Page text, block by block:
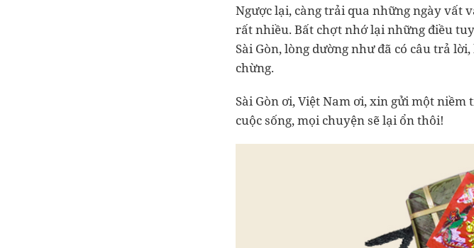
Ngược lại, càng trải qua những ngày vất
rất nhiều. Bất chợt nhớ lại những điều
Sài Gòn, lòng dường như đã có câu trả
chừng.
Sài Gòn ơi, Việt Nam ơi, xin gửi một
cuộc sống, mọi chuyện sẽ lại ổn thôi!